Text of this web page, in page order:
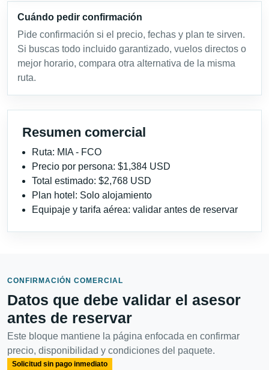
Cuándo pedir confirmación
Pide confirmación si el precio, fechas y plan te sirven.
Si buscas todo incluido garantizado, vuelos directos o
mejor horario, compara otra alternativa de la misma
ruta.
Resumen comercial
Ruta: MIA - FCO
Precio por persona: $1,384 USD
Total estimado: $2,768 USD
Plan hotel: Solo alojamiento
Equipaje y tarifa aérea: validar antes de reservar
CONFIRMACIÓN COMERCIAL
Datos que debe validar el asesor
antes de reservar
Este bloque mantiene la página enfocada en confirmar
precio, disponibilidad y condiciones del paquete.
Solicitud sin pago inmediato